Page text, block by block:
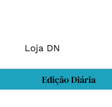
Loja DN
Edição Diária